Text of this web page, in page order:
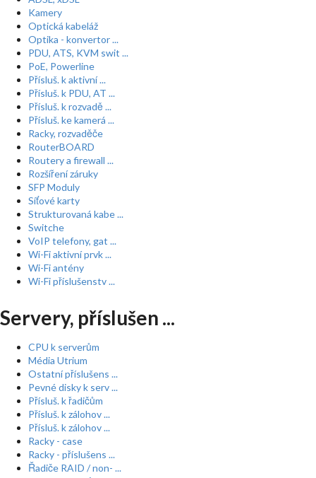
Kamery
Optická kabeláž
Optika - konvertor ...
PDU, ATS, KVM swit ...
PoE, Powerline
Přísluš. k aktivní ...
Přísluš. k PDU, AT ...
Přísluš. k rozvadě ...
Přísluš. ke kamerá ...
Racky, rozvaděče
RouterBOARD
Routery a firewall ...
Rozšíření záruky
SFP Moduly
Síťové karty
Strukturovaná kabe ...
Switche
VoIP telefony, gat ...
Wi-Fi aktivní prvk ...
Wi-Fi antény
Wi-Fi příslušenstv ...
Servery, příslušen ...
CPU k serverům
Média Utrium
Ostatní příslušens ...
Pevné disky k serv ...
Přísluš. k řadičům
Přísluš. k zálohov ...
Přísluš. k zálohov ...
Racky - case
Racky - příslušens ...
Řadiče RAID / non- ...